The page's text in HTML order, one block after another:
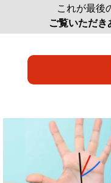
これが最後
ご覧いただき